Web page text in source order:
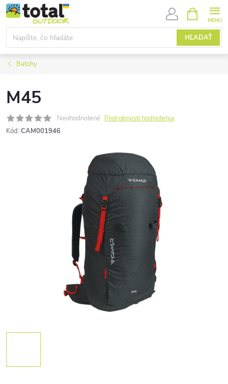
Prejsť
na
obsah
HĽADAŤ
KOŠÍK
Batohy
M45
Neohodnotené Podrobnosti hodnotenia
Kód: CAM001946